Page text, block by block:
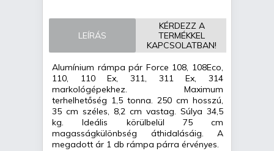
LEÍRÁS
KÉRDEZZ A
TERMÉKKEL
KAPCSOLATBAN!
Alumínium rámpa pár Force 108, 108Eco,
110, 110 Ex, 311, 311 Ex, 314
markológépekhez. Maximum
terhelhetőség 1,5 tonna. 250 cm hosszú,
35 cm széles, 8,2 cm vastag. Súlya 34,5
kg. Ideális körülbelül 75 cm
magasságkülönbség áthidalásáig. A
megadott ár 1 db rámpa párra érvényes.